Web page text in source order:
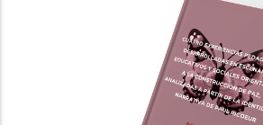
Cuatro experiencias
desarrolladas en